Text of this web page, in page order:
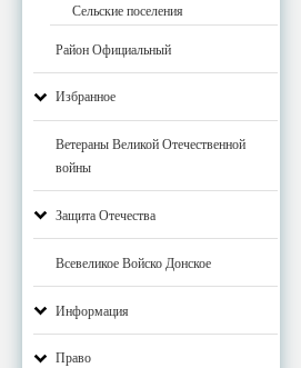
Сельские поселения
Район Официальный
Избранное
Ветераны Великой Отечественной
войны
Защита Отечества
Всевеликое Войско Донское
Информация
Право